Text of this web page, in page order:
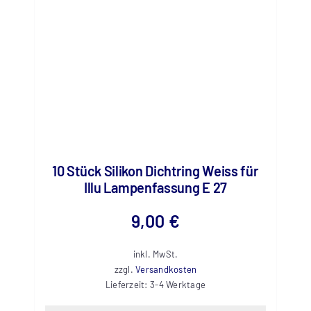
10 Stück Silikon Dichtring Weiss für
Illu Lampenfassung E 27
9,00 €
inkl. MwSt.
zzgl.Versandkosten
Lieferzeit: 3-4 Werktage